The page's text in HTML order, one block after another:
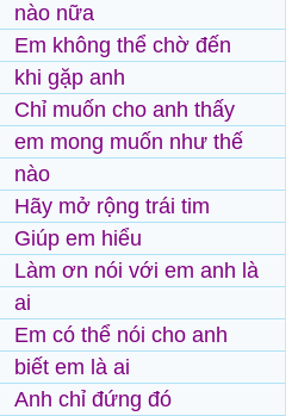
nào nữa
Em không thể chờ đến
khi gặp anh
Chỉ muốn cho anh thấy
em mong muốn như thế
nào
Hãy mở rộng trái tim
Giúp em hiểu
Làm ơn nói với em anh là
ai
Em có thể nói cho anh
biết em là ai
Anh chỉ đứng đó